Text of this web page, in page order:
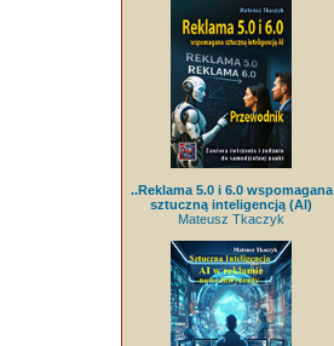
..Reklama 5.0 i 6.0 wspomagana
sztuczną inteligencją (AI)
Mateusz Tkaczyk